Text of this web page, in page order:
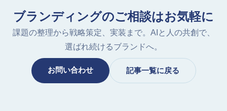
ブランディングのご相談はお気軽に
課題の整理から戦略策定、実装まで。AIと人の共創で、
選ばれ続けるブランドへ。
お問い合わせ 記事一覧に戻る